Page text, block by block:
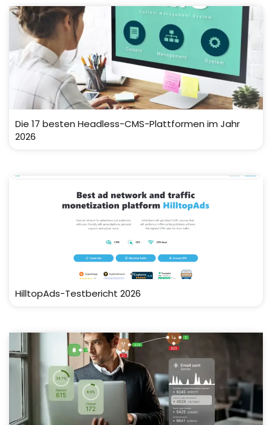
Die 17 besten Headless-CMS-Plattformen im Jahr
2026
HilltopAds-Testbericht 2026